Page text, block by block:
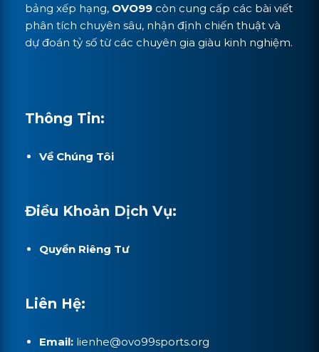
bảng xếp hạng, OVO99 còn cung cấp các bài viết
phân tích chuyên sâu, nhận định chiến thuật và
dự đoán tỷ số từ các chuyên gia giàu kinh nghiệm.
Thông Tin:
Về Chúng Tôi
Điều Khoản Dịch Vụ:
Quyền Riêng Tư
Liên Hệ:
Email: lienhe@ovo99sports.org